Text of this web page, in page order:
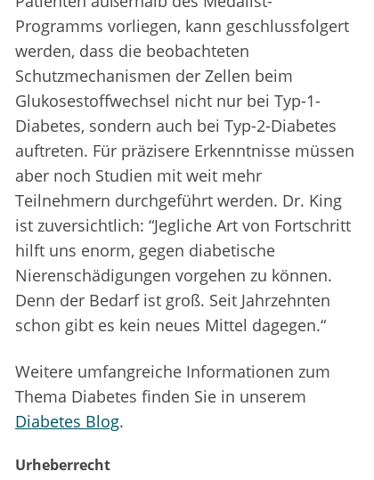
Programms vorliegen, kann geschlussfolgert
werden, dass die beobachteten
Schutzmechanismen der Zellen beim
Glukosestoffwechsel nicht nur bei Typ-1-
Diabetes, sondern auch bei Typ-2-Diabetes
auftreten. Für präzisere Erkenntnisse müssen
aber noch Studien mit weit mehr
Teilnehmern durchgeführt werden. Dr. King
ist zuversichtlich: “Jegliche Art von Fortschritt
hilft uns enorm, gegen diabetische
Nierenschädigungen vorgehen zu können.
Denn der Bedarf ist groß. Seit Jahrzehnten
schon gibt es kein neues Mittel dagegen.“
Weitere umfangreiche Informationen zum
Thema Diabetes finden Sie in unserem
Diabetes Blog.
Urheberrecht